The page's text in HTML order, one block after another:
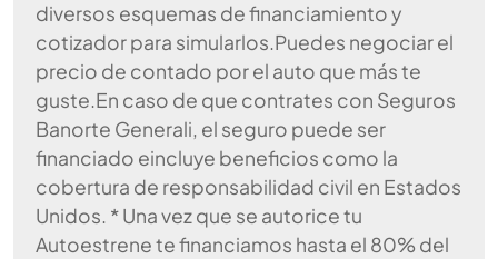
diversos esquemas de financiamiento y
cotizador para simularlos.Puedes negociar el
precio de contado por el auto que más te
guste.En caso de que contrates con Seguros
Banorte Generali, el seguro puede ser
financiado eincluye beneficios como la
cobertura de responsabilidad civil en Estados
Unidos. * Una vez que se autorice tu
Autoestrene te financiamos hasta el 80% del